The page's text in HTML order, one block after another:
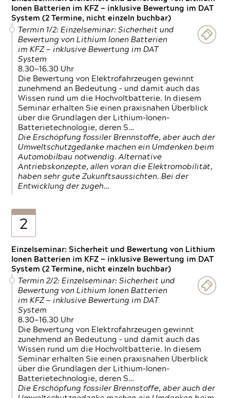
Ionen Batterien im KFZ — inklusive Bewertung im DAT
System (2 Termine, nicht einzeln buchbar)
Termin 1/2: Einzelseminar: Sicherheit und
Bewertung von Lithium Ionen Batterien
im KFZ — inklusive Bewertung im DAT
System
8.30—16.30 Uhr
Die Bewertung von Elektrofahrzeugen gewinnt
zunehmend an Bedeutung – und damit auch das
Wissen rund um die Hochvoltbatterie. In diesem
Seminar erhalten Sie einen praxisnahen Überblick
über die Grundlagen der Lithium-Ionen-
Batterietechnologie, deren S…
Die Erschöpfung fossiler Brennstoffe, aber auch der
Umweltschutzgedanke machen ein Umdenken beim
Automobilbau notwendig. Alternative
Antriebskonzepte, allen voran die Elektromobilität,
haben sehr gute Zukunftsaussichten. Bei der
Entwicklung der zugeh…
2
Einzelseminar: Sicherheit und Bewertung von Lithium
Ionen Batterien im KFZ — inklusive Bewertung im DAT
System (2 Termine, nicht einzeln buchbar)
Termin 2/2: Einzelseminar: Sicherheit und
Bewertung von Lithium Ionen Batterien
im KFZ — inklusive Bewertung im DAT
System
8.30—16.30 Uhr
Die Bewertung von Elektrofahrzeugen gewinnt
zunehmend an Bedeutung – und damit auch das
Wissen rund um die Hochvoltbatterie. In diesem
Seminar erhalten Sie einen praxisnahen Überblick
über die Grundlagen der Lithium-Ionen-
Batterietechnologie, deren S…
Die Erschöpfung fossiler Brennstoffe, aber auch der